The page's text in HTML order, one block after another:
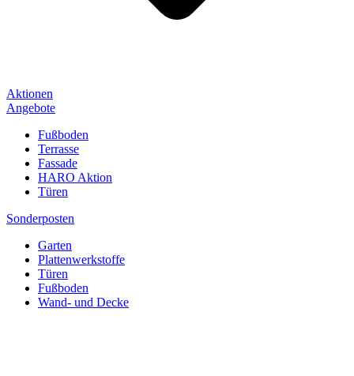
Aktionen
Angebote
Fußboden
Terrasse
Fassade
HARO Aktion
Türen
Sonderposten
Garten
Plattenwerkstoffe
Türen
Fußboden
Wand- und Decke